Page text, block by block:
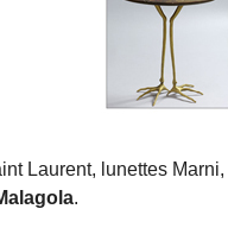
Laurent, lunettes Marni,
.